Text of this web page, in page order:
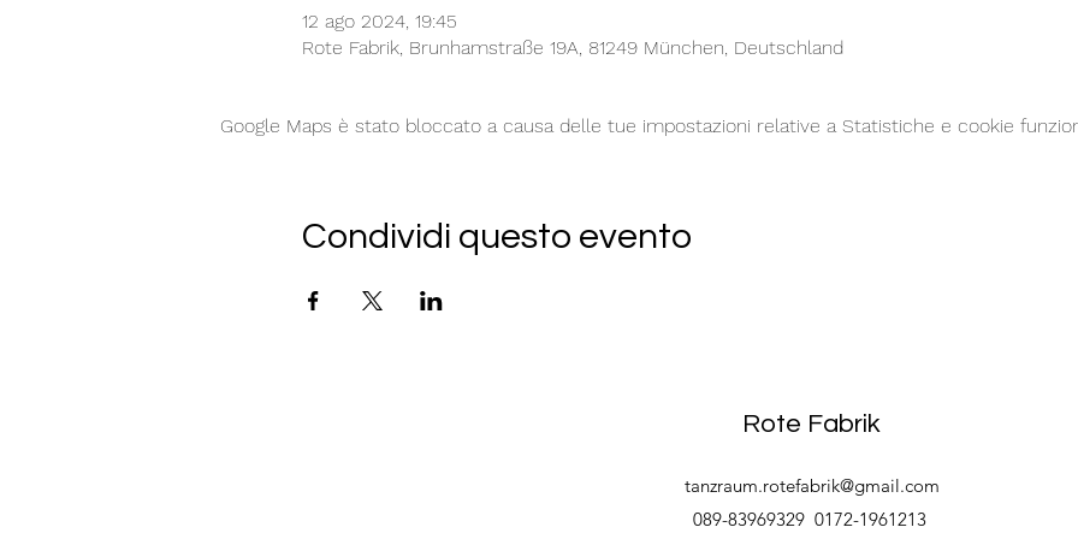
12 ago 2024, 19:45
Rote Fabrik, Brunhamstraße 19A, 81249 München, Deutschland
Google Maps è stato bloccato a causa delle tue impostazioni relative a Statistiche e cookie
Condividi questo evento
Rote Fabrik
tanzraum.rotefabrik@gmail.com
089-83969329 0172-1961213